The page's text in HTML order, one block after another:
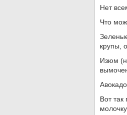
Нет
Что
крупы,
Изюм
Вот